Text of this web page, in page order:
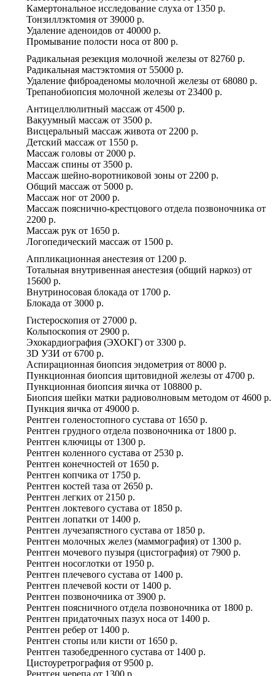
Камертональное исследование слуха от 1350 р.
Тонзиллэктомия от 39000 р.
Удаление аденоидов от 40000 р.
Промывание полости носа от 800 р.
Радикальная резекция молочной железы от 82760 р.
Радикальная мастэктомия от 55000 р.
Удаление фиброаденомы молочной железы от 68080 р.
Трепанобиопсия молочной железы от 23400 р.
Антицеллюлитный массаж от 4500 р.
Вакуумный массаж от 3500 р.
Висцеральный массаж живота от 2200 р.
Детский массаж от 1550 р.
Массаж головы от 2000 р.
Массаж спины от 3500 р.
Массаж шейно-воротниковой зоны от 2200 р.
Общий массаж от 5000 р.
Массаж ног от 2000 р.
Массаж пояснично-крестцового отдела позвоночника от
2200 р.
Массаж рук от 1650 р.
Логопедический массаж от 1500 р.
Аппликационная анестезия от 1200 р.
Тотальная внутривенная анестезия (общий наркоз) от
15600 р.
Внутриносовая блокада от 1700 р.
Блокада от 3000 р.
Гистероскопия от 27000 р.
Кольпоскопия от 2900 р.
Эхокардиография (ЭХОКГ) от 3300 р.
3D УЗИ от 6700 р.
Аспирационная биопсия эндометрия от 8000 р.
Пункционная биопсия щитовидной железы от 4700 р.
Пункционная биопсия яичка от 108800 р.
Биопсия шейки матки радиоволновым методом от 4600 р.
Пункция яичка от 49000 р.
Рентген голеностопного сустава от 1650 р.
Рентген грудного отдела позвоночника от 1800 р.
Рентген ключицы от 1300 р.
Рентген коленного сустава от 2530 р.
Рентген конечностей от 1650 р.
Рентген копчика от 1750 р.
Рентген костей таза от 2650 р.
Рентген легких от 2150 р.
Рентген локтевого сустава от 1850 р.
Рентген лопатки от 1400 р.
Рентген лучезапястного сустава от 1850 р.
Рентген молочных желез (маммография) от 1300 р.
Рентген мочевого пузыря (цистография) от 7900 р.
Рентген носоглотки от 1950 р.
Рентген плечевого сустава от 1400 р.
Рентген плечевой кости от 1400 р.
Рентген позвоночника от 3900 р.
Рентген поясничного отдела позвоночника от 1800 р.
Рентген придаточных пазух носа от 1400 р.
Рентген ребер от 1400 р.
Рентген стопы или кисти от 1650 р.
Рентген тазобедренного сустава от 1400 р.
Цистоуретрография от 9500 р.
Рентген черепа от 1300 р.